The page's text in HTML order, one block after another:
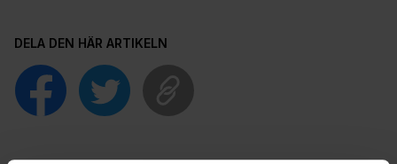
DELA DEN HÄR ARTIKELN